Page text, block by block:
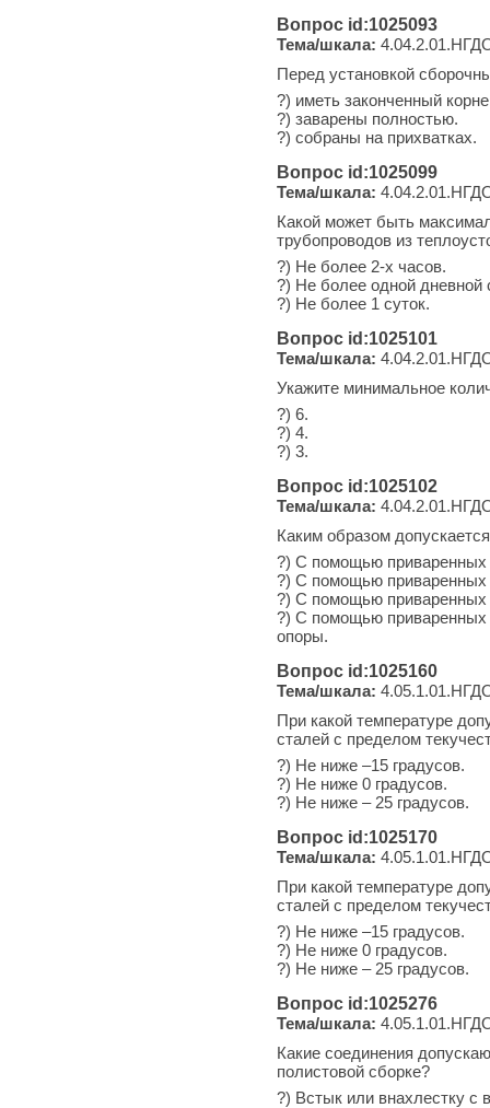
Вопрос id:1025093
Тема/шкала:
Перед установкой
?) иметь законченный
?) заварены полностью.
?) собраны на прихватках.
Вопрос id:1025099
Тема/шкала:
Какой может быть
трубопроводов из
?) Не более 2-х часов.
?) Не более одной дневной
?) Не более 1 суток.
Вопрос id:1025101
Тема/шкала:
Укажите минимальное
?) 6.
?) 4.
?) 3.
Вопрос id:1025102
Тема/шкала:
Каким образом
?) С помощью приваренных
?) С помощью приваренных
?) С помощью приваренных
?) С помощью приваренных
опоры.
Вопрос id:1025160
Тема/шкала:
При какой температуре
сталей с пределом
?) Не ниже –15 градусов.
?) Не ниже 0 градусов.
?) Не ниже – 25 градусов.
Вопрос id:1025170
Тема/шкала:
При какой температуре
сталей с пределом
?) Не ниже –15 градусов.
?) Не ниже 0 градусов.
?) Не ниже – 25 градусов.
Вопрос id:1025276
Тема/шкала:
Какие соединения
полистовой сборке?
?) Встык или внахлестку с